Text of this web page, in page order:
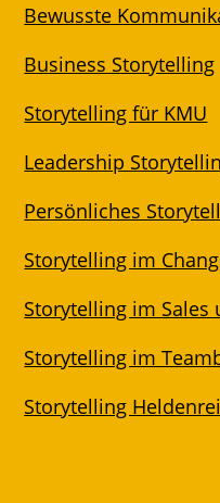
Bewusste
Business Storytelling
Storytelling für KMU
Leadership
Persönliches
Storytelling im
Storytelling im Sales
Storytelling im
Storytelling